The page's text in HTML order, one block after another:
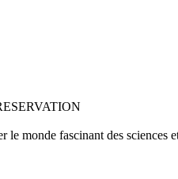
le monde fascinant des